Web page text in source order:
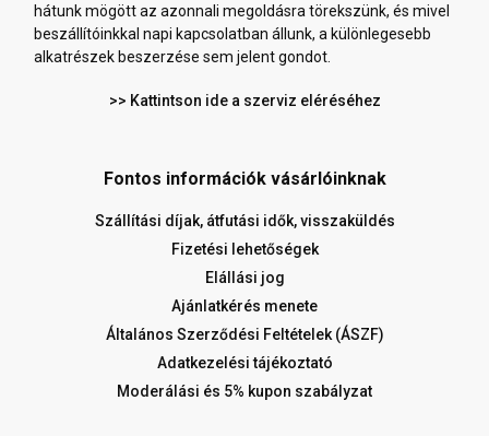
hátunk mögött az azonnali megoldásra törekszünk, és mivel
beszállítóinkkal napi kapcsolatban állunk, a különlegesebb
alkatrészek beszerzése sem jelent gondot.
>> Kattintson ide a szerviz eléréséhez
Fontos információk vásárlóinknak
Szállítási díjak, átfutási idők, visszaküldés
Fizetési lehetőségek
Elállási jog
Ajánlatkérés menete
Általános Szerződési Feltételek (ÁSZF)
Adatkezelési tájékoztató
Moderálási és 5% kupon szabályzat